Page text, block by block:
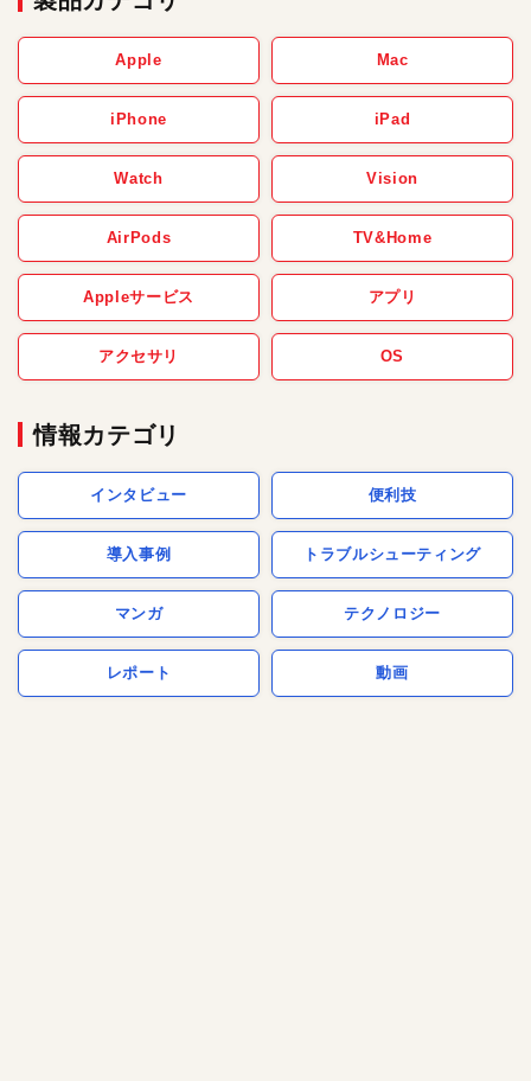
Apple Mac
iPhone iPad
Watch Vision
AirPods TV&Home
Appleサービス アプリ
アクセサリ OS
情報カテゴリ
インタビュー 便利技
導入事例 トラブルシューティング
マンガ テクノロジー
レポート 動画